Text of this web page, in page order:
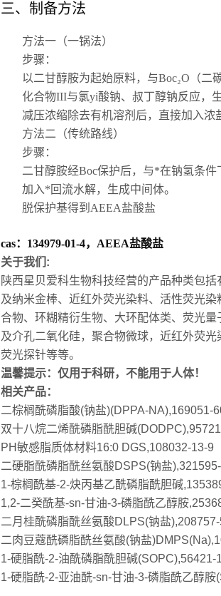
三、制备方法
方法一（一锅法）
步骤 ：
以二甘醇胺为起始原料，与Boc₂O（二
化合物III与氯yi酸钠、叔丁醇钠反应，
减压浓缩除去有机溶剂后，直接加入浓
方法二（传统路线）
步骤 ：
二甘醇胺经Boc保护后，与*在钠氢条件
加入*回流水解，生成中间体。
脱保护基得到AEEA盐酸盐
cas：134979-01-4，AEEA盐酸盐
关于我们:
陕西星贝爱科生物科技经营的产品种类包
及纳米金棒、近红外荧光染料、活性荧光
合物、环糊精衍生物、大环配体类、荧光
及介孔二氧化硅，聚合物微球，近红外荧
荧光探针等等。
温馨提示：仅用于科研，不能用于人体！
相关产品：
二棕榈酰磷脂酸(钠盐)(DPPA-NA),169051-
双十八烷二烯酰磷脂酰胆碱
PH敏感脂质体材料16:0 DGS,108032-13-9
二硬脂酰磷脂酰丝氨酸DSPS(钠盐
1-棕榈酰基-2-炔丙基乙酰磷脂酰胆碱
1,2-二癸酰基-sn-甘油-3-磷脂酰乙醇胺
二月桂酰磷脂酰丝氨酸DLPS(钠盐
二肉豆蔻酰磷脂酰丝氨酸(钠盐
1-硬脂酰-2-油酰磷脂酰胆碱(SOPC),56421-
1-硬脂酰-2-亚油酰-sn-甘油-3-磷脂酰乙醇胺